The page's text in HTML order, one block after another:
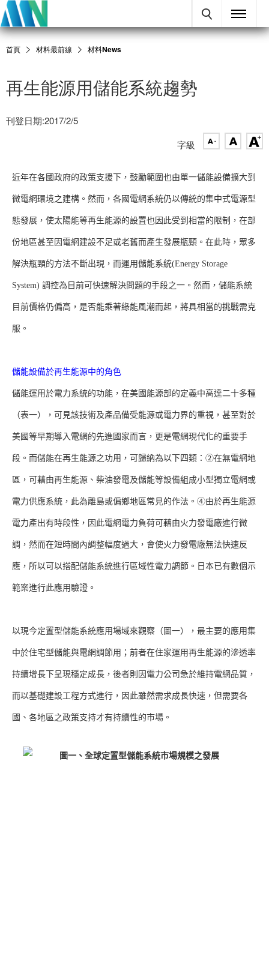
首頁 材料最前線 材料News
再生能源用儲能系統趨勢
刊登日期:2017/2/5
字級
近年在各國政府的政策支援下，鼓勵範圍也由單一儲能設備擴大到
微電網環境之建構。然而，各國電網系統仍以傳統的集中式電源型
態發展，使太陽能等再生能源的設置也因此受到相當的限制，在部
份地區甚至因電網建設不足或老舊而產生發展瓶頸。在此時，眾多
解決瓶頸的方法不斷出現，而運用儲能系統(Energy Storage
System) 調控為目前可快速解決問題的手段之一。然而，儲能系統
目前價格仍偏高，是否能乘著綠能風潮而起，將具相當的挑戰需克
服。
儲能設備於再生能源中的角色
儲能運用於電力系統的功能，在美國能源部的定義中高達二十多種
（表一），可見該技術及產品備受能源或電力界的重視，甚至對於
美國等早期導入電網的先進國家而言，更是電網現代化的重要手
段。而儲能在再生能源之功用，可歸納為以下四類：②在無電網地
區，可藉由再生能源、柴油發電及儲能等設備組成小型獨立電網或
電力供應系統，此為離島或偏鄉地區常見的作法。④由於再生能源
電力產出有時段性，因此電網電力負荷可藉由火力發電廠進行微
調，然而在短時間內調整幅度過大，會使火力發電廠無法快速反
應，所以可以搭配儲能系統進行區域性電力調節。日本已有數個示
範案進行此應用驗證。
以現今定置型儲能系統應用場域來觀察（圖一），最主要的應用集
中於住宅型儲能與電網調節用；前者在住家運用再生能源的滲透率
持續增長下呈現穩定成長，後者則因電力公司急於維持電網品質，
而以基礎建設工程方式進行，因此雖然需求成長快速，但需要各
國、各地區之政策支持才有持續性的市場。